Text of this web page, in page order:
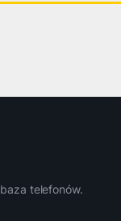
telefonów.